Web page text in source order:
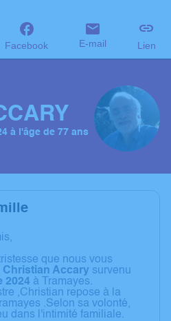
Facebook E-mail Lien
à l'âge de 77 ans
que nous vous
Christian Accary survenu
2024 à Tramayes.
,Christian repose à la
.Selon sa volonté,
dans l'intimité familiale.